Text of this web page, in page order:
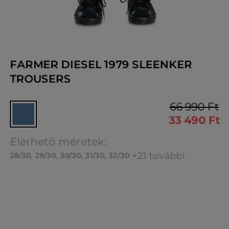
FARMER DIESEL 1979 SLEENKER
TROUSERS
66 990 Ft
33 490 Ft
Elérhető méretek:
28/30, 29/30, 30/30, 31/30, 32/30 +21 további